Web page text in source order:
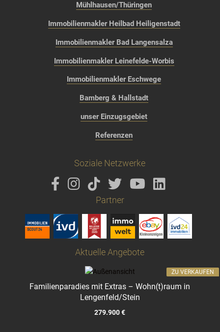
Mühlhausen/Thüringen
Immobilienmakler Heilbad Heiligenstadt
Immobilienmakler Bad Langensalza
Immobilienmakler Leinefelde-Worbis
Immobilienmakler Eschwege
Bamberg & Hallstadt
unser Einzugsgebiet
Referenzen
Soziale Netzwerke
Partner
Aktuelle Angebote
Familienparadies mit Extras – Wohn(t)raum in
Lengenfeld/Stein
279.900 €
ZU VERKAUFEN